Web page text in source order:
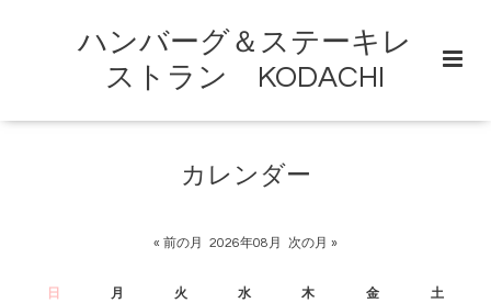
ハンバーグ＆ステーキレ
ストラン KODACHI
カレンダー
« 前の月 2026年08月 次の月 »
日 月 火 水 木 金 土